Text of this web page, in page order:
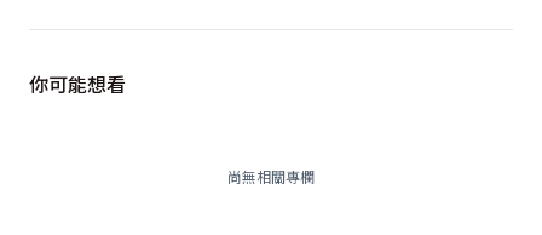
你可能想看
尚無相關專欄